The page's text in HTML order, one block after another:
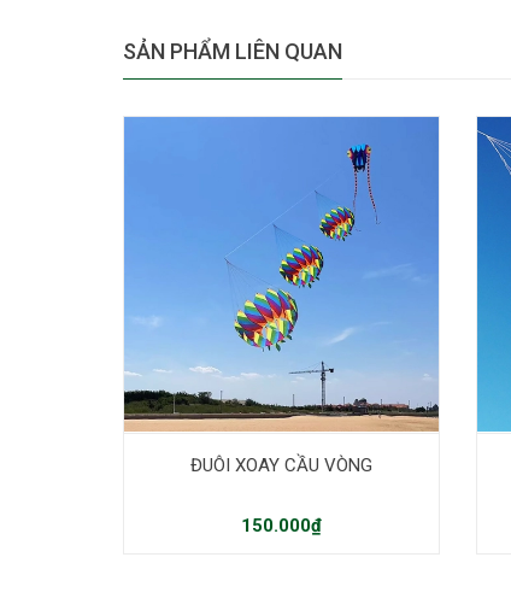
SẢN PHẨM LIÊN QUAN
ĐUÔI XOAY CẦU VÒNG
150.000₫